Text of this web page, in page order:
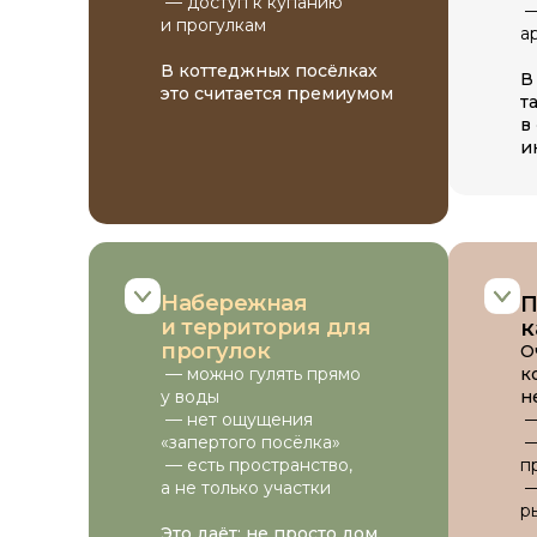
и прогулкам
В коттеджных посёлках
это считается премиумом
В
в
Набережная
и территория для
прогулок
— можно гулять прямо
у воды
— нет ощущения
«запертого посёлка»
— есть пространство,
а не только участки
Записаться на мастер-